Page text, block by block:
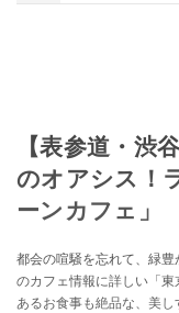
【表参道・渋
のオアシス！
ーンカフェ」
都会の喧騒を忘れて、緑
のカフェ情報に詳しい「
あるお食事も絶品な、美し